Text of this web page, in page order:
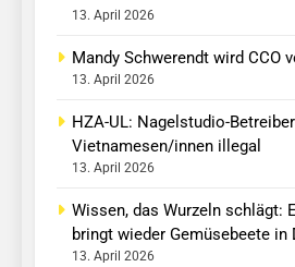
13. April 2026
Mandy Schwerendt wird CCO
13. April 2026
HZA-UL: Nagelstudio-
Vietnamesen/innen illegal
13. April 2026
Wissen, das Wurzeln schlägt:
bringt wieder Gemüsebeete
13. April 2026